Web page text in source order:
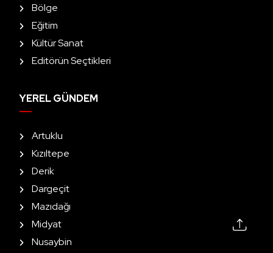
Bölge
Eğitim
Kültür Sanat
Editörün Seçtikleri
YEREL GÜNDEM
Artuklu
Kızıltepe
Derik
Dargeçit
Mazıdağı
Midyat
Nusaybin